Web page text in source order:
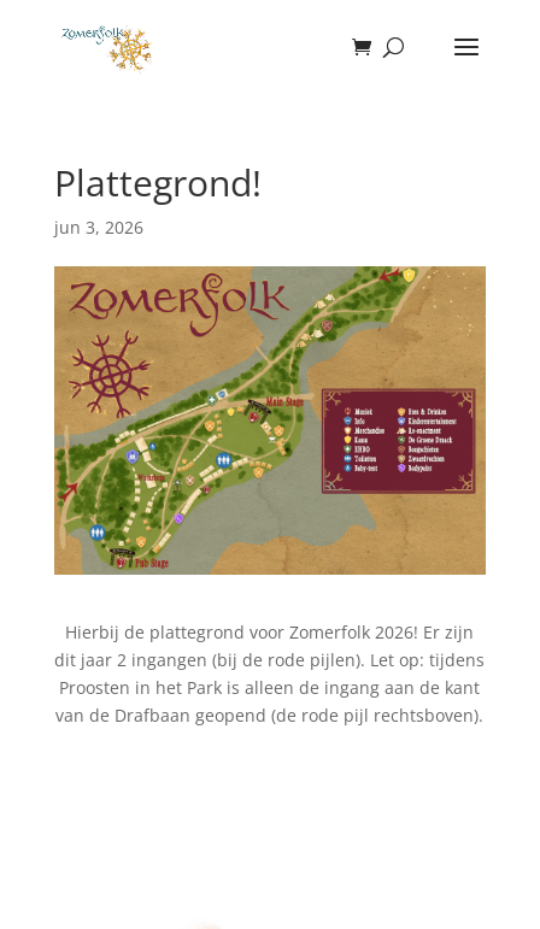
Plattegrond!
jun 3, 2026
Hierbij de plattegrond voor Zomerfolk 2026! Er zijn
dit jaar 2 ingangen (bij de rode pijlen). Let op: tijdens
Proosten in het Park is alleen de ingang aan de kant
van de Drafbaan geopend (de rode pijl rechtsboven).